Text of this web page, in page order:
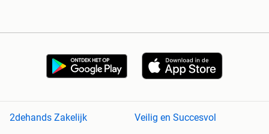
2dehands Zakelijk
Veilig en Succesvol